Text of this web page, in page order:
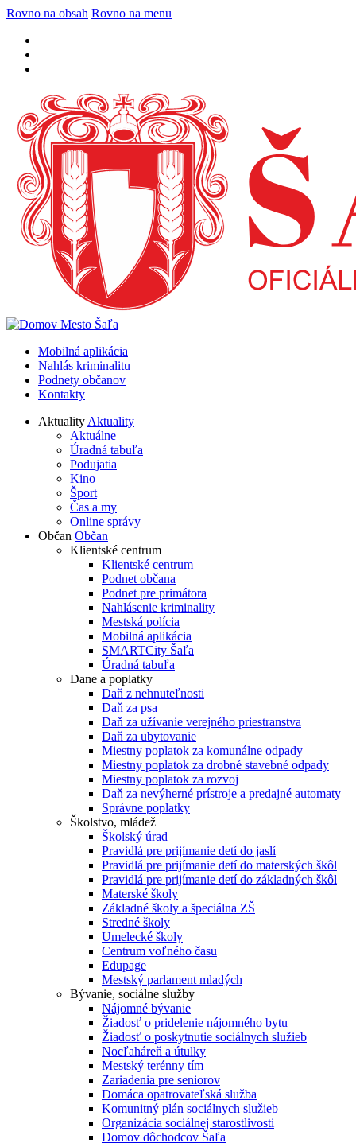
Rovno na obsah Rovno na menu
Mobilná aplikácia
Nahlás kriminalitu
Podnety občanov
Kontakty
AktualityAktuality
Aktuálne
Úradná tabuľa
Podujatia
Kino
Šport
Čas a my
Online správy
Občan Občan
Klientské centrum
Klientské centrum
Podnet občana
Podnet pre primátora
Nahlásenie kriminality
Mestská polícia
Mobilná aplikácia
SMARTCity Šaľa
Úradná tabuľa
Dane a poplatky
Daň z nehnuteľnosti
Daň za psa
Daň za užívanie verejného priestranstva
Daň za ubytovanie
Miestny poplatok za komunálne odpady
Miestny poplatok za drobné stavebné odpady
Miestny poplatok za rozvoj
Daň za nevýherné prístroje a predajné automaty
Správne poplatky
Školstvo, mládež
Školský úrad
Pravidlá pre prijímanie detí do jaslí
Pravidlá pre prijímanie detí do materských škôl
Pravidlá pre prijímanie detí do základných škôl
Materské školy
Základné školy a špeciálna ZŠ
Stredné školy
Umelecké školy
Centrum voľného času
Edupage
Mestský parlament mladých
Bývanie, sociálne služby
Nájomné bývanie
Žiadosť o pridelenie nájomného bytu
Žiadosť o poskytnutie sociálnych služieb
Nocľaháreň a útulky
Mestský terénny tím
Zariadenia pre seniorov
Domáca opatrovateľská služba
Komunitný plán sociálnych služieb
Organizácia sociálnej starostlivosti
Domov dôchodcov Šaľa